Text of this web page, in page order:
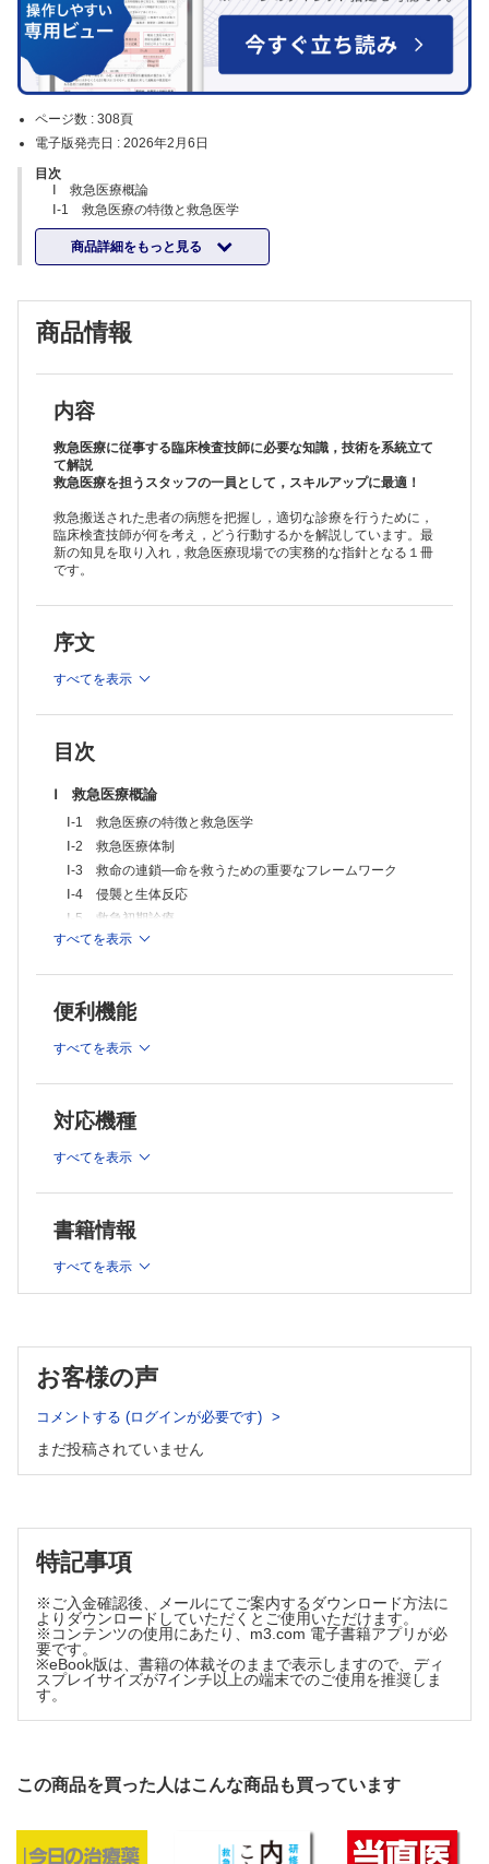
ページ数 : 308頁
電子版発売日 : 2026年2月6日
目次
Ⅰ 救急医療概論
Ⅰ-1 救急医療の特徴と救急医学
Ⅰ-2 救急医療体制
Ⅰ-3 救命の連鎖—命を救うための重要なフレームワーク
Ⅰ-4 侵襲と生体反応
Ⅰ-7 集中治療
Ⅰ-8 災害医療
Ⅰ-11 救急医療における倫理
Ⅱ 救急の症候と診療
Ⅱ-1 ショック
Ⅱ-2 意識障害と失神
Ⅱ-3 頭痛とめまい
Ⅱ-5 運動麻痺，感覚消失・鈍麻
Ⅱ-6 体温の異常
Ⅱ-7 胸痛・動悸
Ⅱ-9 咳（咳嗽）・痰（喀痰），喀血
Ⅱ-11 悪心・嘔吐
Ⅱ-13 下痢
Ⅱ-16 血尿
Ⅱ-17 出血傾向と血栓形成
Ⅲ-1 中枢神経系疾患
Ⅲ-2 循環器系疾患
Ⅲ-3 呼吸器系疾患
Ⅲ-5 泌尿器・生殖器系疾患
Ⅲ-6 内分泌・代謝系疾患
Ⅲ-7 膠原病・免疫系疾患，血液疾患
Ⅲ-8 運動器系疾患
Ⅲ-10 特殊感染症
Ⅲ-12 熱傷
Ⅲ-14 環境障害・溺水
Ⅳ 小児救急
Ⅴ 高齢者救急
Ⅵ 救急医療と臨床検査
Ⅵ-2 救急検査における安全管理
Ⅵ-4 生理機能検査
Ⅵ-6 一般検査
Ⅵ-7 生化学・免疫検査
Ⅵ-10 感染症検査
Ⅵ-11 新興感染症と輸入感染症
Ⅵ-12 POCT
Ⅵ-13 尿中乱用薬物検査キット
Ⅵ-14 薬毒物検査における迅速検査法
Ⅵ-15 救急検査における精度保証
商品詳細をもっと見る
商品情報
内容
救急医療に従事する臨床検査技師に必要な知識，技術を系統立て
て解説
救急医療を担うスタッフの一員として，スキルアップに最適！
救急搬送された患者の病態を把握し，適切な診療を行うために，
臨床検査技師が何を考え，どう行動するかを解説しています。最
新の知見を取り入れ，救急医療現場での実務的な指針となる１冊
です。
序文
すべてを表示
目次
Ⅰ 救急医療概論
Ⅰ-1 救急医療の特徴と救急医学
Ⅰ-2 救急医療体制
Ⅰ-3 救命の連鎖—命を救うための重要なフレームワーク
Ⅰ-4 侵襲と生体反応
Ⅰ-5 救急初期診療
Ⅰ-6 根本治療
Ⅰ-9 脳死判定
Ⅰ-10 医療安全
Ⅱ 救急の症候と診療
Ⅱ-1 ショック
Ⅱ-3 頭痛とめまい
Ⅱ-4 痙攣とてんかん
Ⅱ-6 体温の異常
Ⅱ-7 胸痛・動悸
Ⅱ-12 腹痛
Ⅱ-14 腰痛・背部痛
Ⅱ-15 乏尿・無尿
Ⅱ-16 血尿
Ⅲ 救急疾患と診療
Ⅲ-1 中枢神経系疾患
Ⅲ-3 呼吸器系疾患
Ⅲ-4 消化器系疾患
Ⅲ-5 泌尿器・生殖器系疾患
Ⅲ-6 内分泌・代謝系疾患
Ⅲ-8 運動器系疾患
Ⅲ-10 特殊感染症
Ⅲ-11 外傷
Ⅲ-13 急性中毒
すべてを表示
便利機能
すべてを表示
対応機種
すべてを表示
書籍情報
すべてを表示
お客様の声
コメントする (ログインが必要です)
まだ投稿されていません
特記事項
※ご入金確認後、メールにてご案内するダウンロード方法に
よりダウンロードしていただくとご使用いただけます。
※コンテンツの使用にあたり、m3.com 電子書籍アプリが必
要です。
※eBook版は、書籍の体裁そのままで表示しますので、ディ
スプレイサイズが7インチ以上の端末でのご使用を推奨しま
す。
この商品を買った人はこんな商品も買っています